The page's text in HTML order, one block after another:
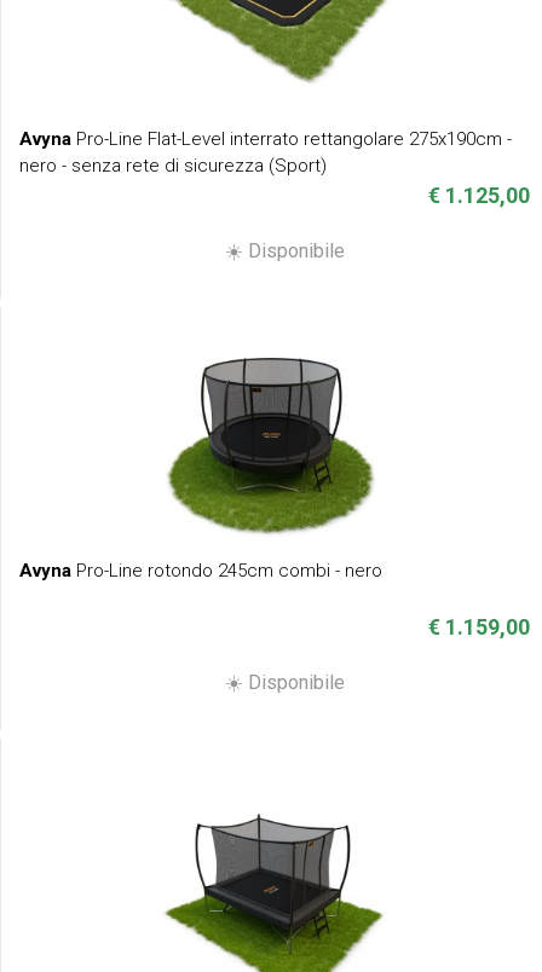
Avyna Pro-Line Flat-Level interrato rettangolare 275x190cm -
nero - senza rete di sicurezza (Sport)
€ 1.125,00
☀️ Disponibile
Avyna Pro-Line rotondo 245cm combi - nero
€ 1.159,00
☀️ Disponibile